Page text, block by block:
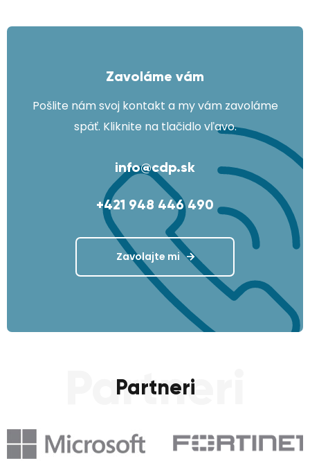
Zavoláme vám
Pošlite nám svoj kontakt a my vám zavoláme
späť. Kliknite na tlačidlo vľavo.
Zavolajte mi
info@cdp.sk
+421 948 446 490
Partneri
Partneri